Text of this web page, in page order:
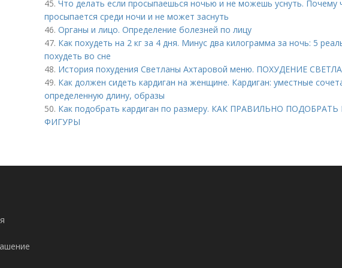
45. Что делать если просыпаешься ночью и не можешь уснуть. Почему
просыпается среди ночи и не может заснуть
46. Органы и лицо. Определение болезней по лицу
47. Как похудеть на 2 кг за 4 дня. Минус два килограмма за ночь: 5
похудеть во сне
48. История похудения Светланы Ахтаровой меню. ПОХУДЕНИЕ
49. Как должен сидеть кардиган на женщине. Кардиган: уместные
определенную длину, образы
50. Как подобрать кардиган по размеру. КАК ПРАВИЛЬНО
ФИГУРЫ